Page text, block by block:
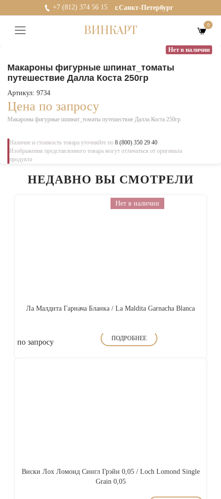
+7 (812) 374 56 15 г.Санкт-Петербург
ВИНКАРТ 0
Нет в наличии
Макароны фигурные шпинат_томаты
путешествие Далла Коста 250гр
Артикул: 9734
Цена по запросу
Макароны фигурные шпинат_томаты путешествие Далла Коста 250гр
Наличие и стоимость товара уточняйте по 8 (800) 350 29 40
Изображения представленного товара могут отличаться от оригинала
продукта
НЕДАВНО ВЫ СМОТРЕЛИ
Нет в наличии
Ла Малдита Гарнача Бланка / La Maldita Garnacha Blanca
по запросу ПОДРОБНЕЕ
Виски Лох Ломонд Сингл Грэйн 0,05 / Loch Lomond Single
Grain 0,05